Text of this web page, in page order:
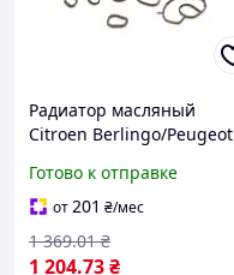
Радиатор масляный
Citroen Berlingo/Peugeot
1.6hdi 07-
(теплообменник)
Готово к отправке
от201 ₴/мес
1 204.73₴
1 369.01 ₴